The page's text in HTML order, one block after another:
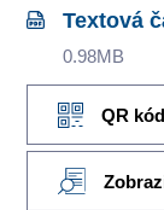
Textová
0.98MB
QR kód